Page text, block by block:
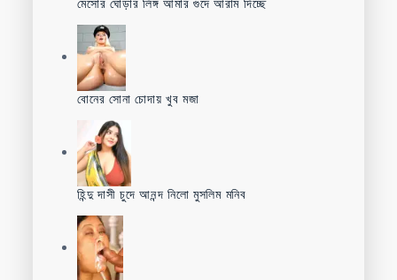
মেসোর ঘোড়ার লিঙ্গ আমার গুদে আরাম দিচ্ছে
বোনের সোনা চোদায় খুব মজা
হিন্দু দাসী চুদে আনন্দ নিলো মুসলিম মনিব